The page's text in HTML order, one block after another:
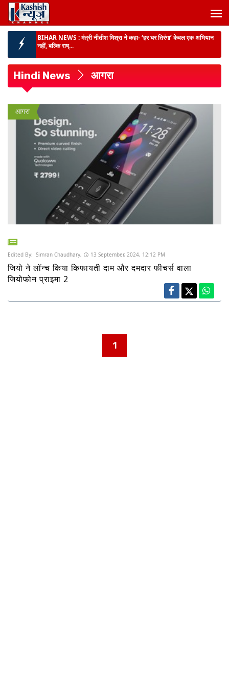
BIHAR NEWS :मंत्री नीतीश मिश्रा ने कहा- ‘हर घर तिरंगा’ केवल एक अभियान
नहीं, बल्कि राष्...
का किया निर...
BIG NEWS :मधेपुरा में MDM खाने से 5 दर्जन बच्चों की तबीयत बिगड़ी, CHC
दर्दनाक हादसा :
पूर्णिया में धार में डूबने से 2 चचेरी बहनों की मौत, परिजनों में मातम...
बिहार में गंगा-गंडक पर बनेंगे 16 नए जेटी :यात्रियों और माल की आवाजाही आसान, जल
परिवहन से कारोबार को मिलेगी नई रफ्तार...
BIHAR NEWS :
मुख्यमंत्री ने पशुपालकों और मछली पालकों को दी बड़ी सौगात -
बिहार को मिला पह...
Hindi News आगरा
आगरा
Edited By: Simran Chaudhary, 13 September, 2024, 12:12 PM
जियो ने लॉन्च किया किफायती दाम और दमदार फीचर्स वाला
जियोफोन प्राइमा 2
1